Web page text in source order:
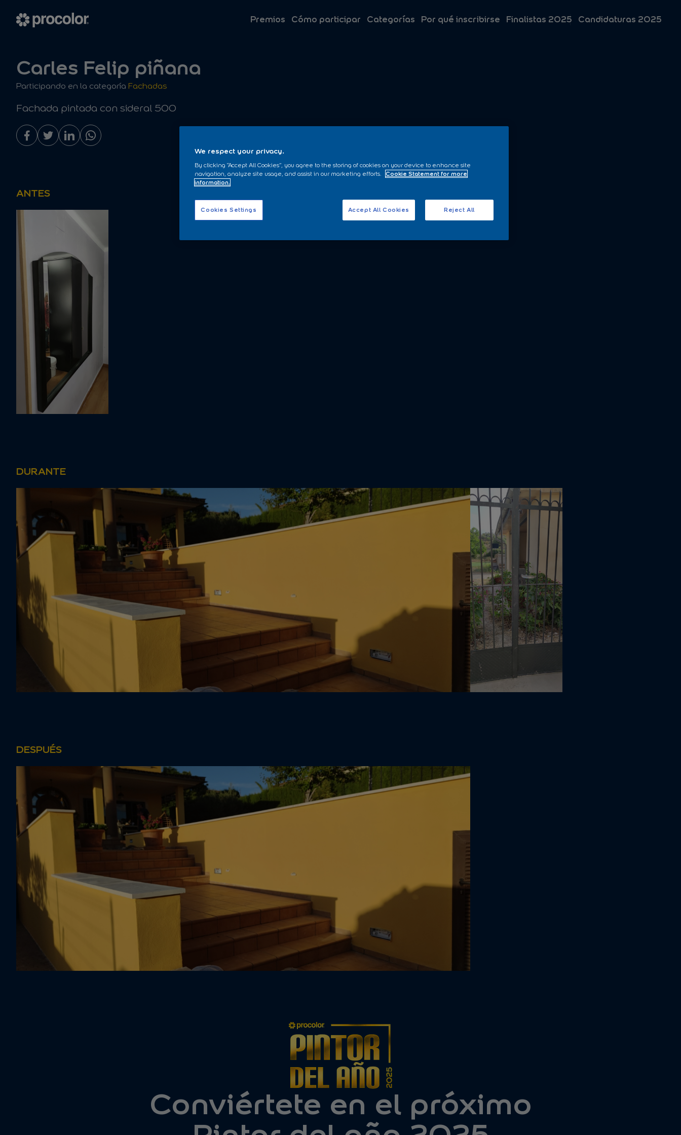
Premios Cómo participar Categorías Por qué inscribirse Finalistas 2025 Candidaturas 2025
Carles Felip piñana
Participando en la categoría Fachadas
Fachada pintada con sideral 500
ANTES
DURANTE
DESPUÉS
Conviértete en el próximo
We respect your privacy.
By clicking “Accept All Cookies”, you agree to the storing of cookies on your device to enhance site
navigation, analyze site usage, and assist in our marketing efforts.
Cookie Statement for more
information.
Cookies Settings Reject All
Accept All Cookies